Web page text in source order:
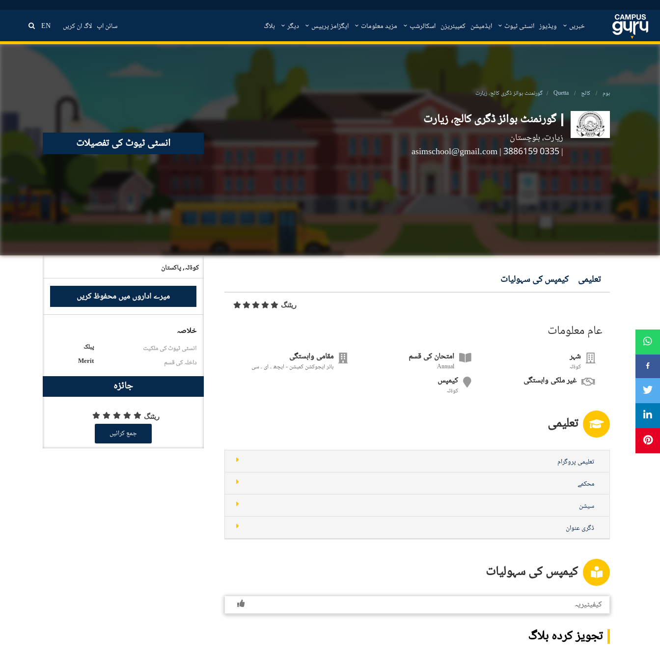
خبریں ویڈیوز انسٹی ٹیوٹ ایڈمیشن کمپیئریزن اسکالرشپ مزید معلومات ایگزامز پریپس دیگر بلاگ سائن اپ لاگ ان کریں EN
ہوم کالج Quetta گورنمنٹ بوائز ڈگری کالج، زیارت
گورنمنٹ بوائز ڈگری کالج، زیارت
زیارت، بلوچستان
| 0335 3886159
|
asimschool@gmail.com
تعلیمی کیمپس کی سہولیات
ریٹنگ
عام معلومات
شہر
کوۃٹہ
امتحان کی قسم
Annual
مقامی وابستگی
ہائر ایجوکشن کمیشن - ایچھ ۔ ای ۔ سی
غیر ملکی وابستگی کیمپس
کوۃٹہ
تعلیمی
تعلیمی پروگرام
محکمے
سیشن
ڈگری عنوان
کیمپس کی سہولیات
کیفیٹیریہ
انسٹی ٹیوٹ کی تفصیلات
کوۃٹہ,پاکستان
میرے اداروں میں محفوظ کریں
خلاصہ
انسٹی ٹیوٹ کی ملکیت
پبلک
داخلہ کی قسم
Merit
جائزہ
ریٹنگ
جمع کرائیں
تجویز کردہ بلاگ